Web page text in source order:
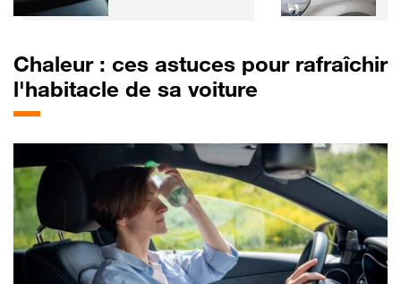
Chaleur : ces astuces pour rafraîchir
l'habitacle de sa voiture